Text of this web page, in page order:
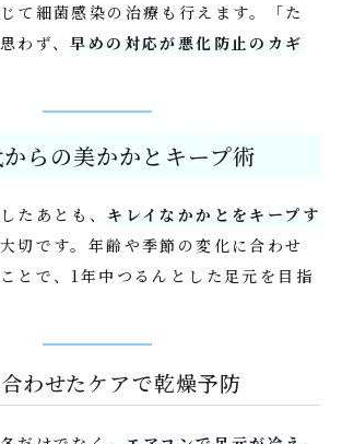
て細菌感染の治療も行えます。「た
わず、早めの対応が悪化防止のカギ
らの美かかとキープ術
たあとも、 キレイなかかとをキープす
切です。年齢や季節の変化に合わせ
とで、1年中つるんとした足元を目指
わせたケアで乾燥予防